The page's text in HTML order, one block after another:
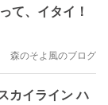
て、イタイ！
森のそよ風のブログ
カイライン ハ